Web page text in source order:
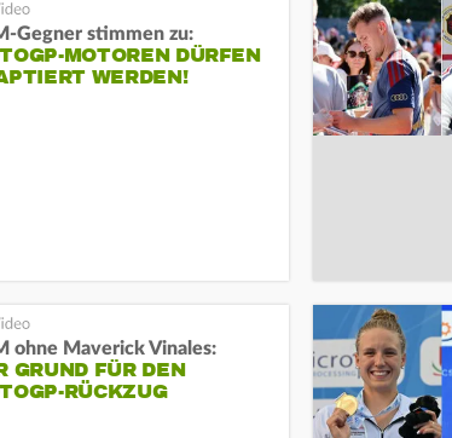
Gegner stimmen zu:
MOTOREN DÜRFEN
WERDEN!
ohne Maverick Vinales:
GRUND FÜR DEN
RÜCKZUG